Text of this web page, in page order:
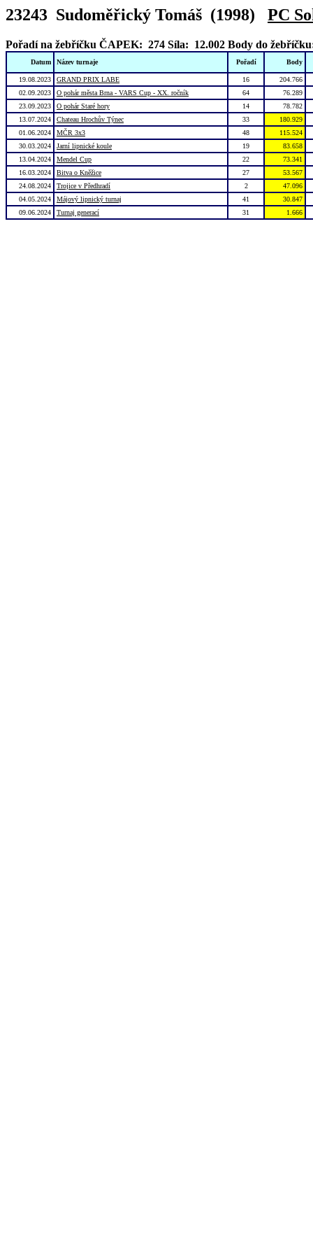
23243 Sudoměřický Tomáš (1998) PC
Pořadí na žebříčku ČAPEK: 274 Síla: 12.002 Body do
Datum Název turnaje Pořadí Body
19.08.2023 GRAND PRIX LABE 16
204.766
02.09.2023
O pohár města Brna - VARS Cup - XX. ročník 64
76.289
23.09.2023
O pohár Staré hory 14
78.782
13.07.2024
Chateau Hrochův Týnec 33
180.929
01.06.2024
MČR 3x3 48
115.524
30.03.2024
Jarní lipnické koule 19
83.658
13.04.2024
Mendel Cup 22
73.341
16.03.2024
Bitva o Kněžice 27
53.567
24.08.2024
Trojice v Předhradí 2
47.096
04.05.2024
Májový lipnický turnaj 41
30.847
09.06.2024
Turnaj generací 31 1.666